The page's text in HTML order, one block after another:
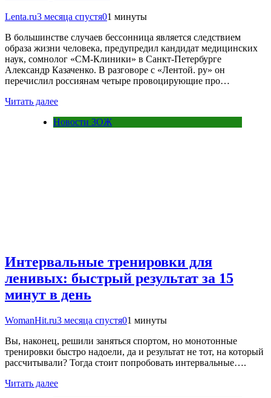
Lenta.ru3 месяца спустя01 минуты
В большинстве случаев бессонница является следствием
образа жизни человека, предупредил кандидат медицинских
наук, сомнолог «СМ-Клиники» в Санкт-Петербурге
Александр Казаченко. В разговоре с «Лентой. ру» он
перечислил россиянам четыре провоцирующие про…
Читать далее
Новости ЗОЖ
Интервальные тренировки для
ленивых: быстрый результат за 15
минут в день
WomanHit.ru3 месяца спустя01 минуты
Вы, наконец, решили заняться спортом, но монотонные
тренировки быстро надоели, да и результат не тот, на который
рассчитывали? Тогда стоит попробовать интервальные….
Читать далее